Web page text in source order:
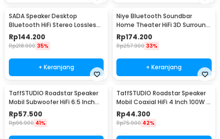
SADA Speaker Desktop
Bluetooth HiFi Stereo Lossless
Decoding AUX 3W - V-111
Rp144.200
Rp218.900 35%
+ Keranjang
Niye Bluetooth Soundbar
Home Theater HiFi 3D Surround
- V8
Rp174.200
Rp257.900 33%
+ Keranjang
TaffSTUDIO Roadstar Speaker
Mobil Subwoofer HiFi 6.5 Inch
160W 1 PCS - VO-602
Rp57.500
Rp96.900 41%
TaffSTUDIO Roadstar Speaker
Mobil Coaxial HiFi 4 Inch 100W 1
PCS - VO-402
Rp44.300
Rp75.900 42%